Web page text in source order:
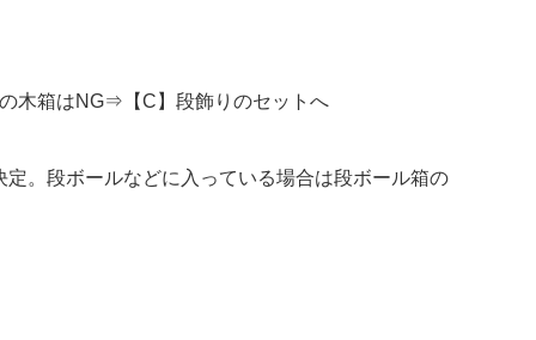
木箱はNG⇒【C】段飾りのセットへ
定。段ボールなどに入っている場合は段ボール箱の